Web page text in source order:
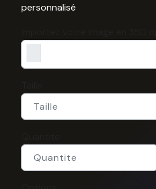
personnalisé